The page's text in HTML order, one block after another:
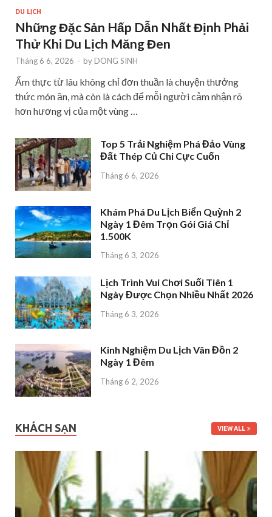
DU LỊCH
Những Đặc Sản Hấp Dẫn Nhất Định Phải
Thử Khi Du Lịch Măng Đen
Tháng 6 6, 2026 - by DONG SINH
Ẩm thực từ lâu không chỉ đơn thuần là chuyện thưởng
thức món ăn, mà còn là cách để mỗi người cảm nhận rõ
hơn hương vị của một vùng …
Top 5 Trải Nghiệm Phá Đảo Vùng
Đất Thép Củ Chi Cực Cuốn
Tháng 6 6, 2026
Khám Phá Du Lịch Biển Quỳnh 2
Ngày 1 Đêm Trọn Gói Giá Chỉ
1.500K
Tháng 6 3, 2026
Lịch Trình Vui Chơi Suối Tiên 1
Ngày Được Chọn Nhiều Nhất 2026
Tháng 6 3, 2026
Kinh Nghiệm Du Lịch Vân Đồn 2
Ngày 1 Đêm
Tháng 6 2, 2026
KHÁCH SẠN VIEW ALL